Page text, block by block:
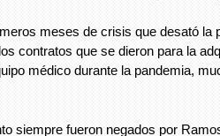
meses de crisis que desató la
contratos que se dieron para la
médico durante la pandemia,
siempre fueron negados por